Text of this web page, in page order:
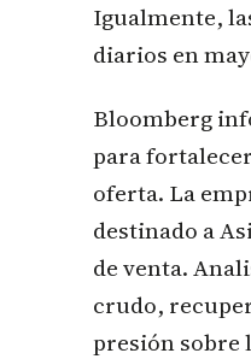
Igualmente,
diarios en
Bloomberg
para
oferta. La
destinado a
de venta.
crudo,
presión sobre